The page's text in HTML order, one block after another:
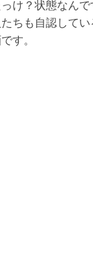
け？状態なん
ちも自認して
す。